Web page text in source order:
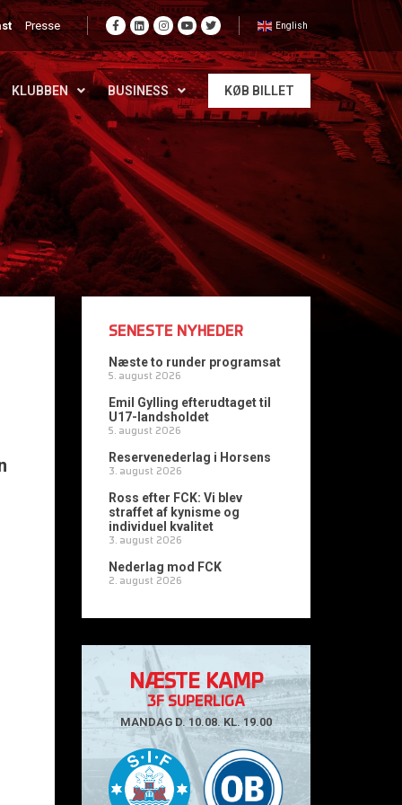
Presse English
KLUBBEN BUSINESS KØB BILLET
SENESTE NYHEDER
Næste to runder programsat
5. august 2026
Emil Gylling efterudtaget til
U17-landsholdet
5. august 2026
Reservenederlag i Horsens
3. august 2026
Ross efter FCK: Vi blev
straffet af kynisme og
individuel kvalitet
3. august 2026
Nederlag mod FCK
2. august 2026
NÆSTE KAMP
3F SUPERLIGA
MANDAG D. 10.08. KL. 19.00